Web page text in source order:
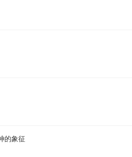
的象征